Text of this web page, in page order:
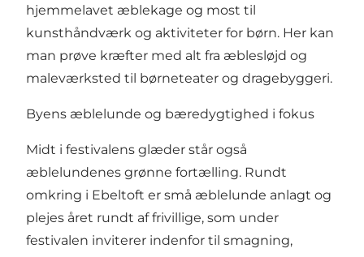
hjemmelavet æblekage og most til
kunsthåndværk og aktiviteter for børn. Her kan
man prøve kræfter med alt fra æblesløjd og
maleværksted til børneteater og dragebyggeri.
Byens æblelunde og bæredygtighed i fokus
Midt i festivalens glæder står også
æblelundenes grønne fortælling. Rundt
omkring i Ebeltoft er små æblelunde anlagt og
plejes året rundt af frivillige, som under
festivalen inviterer indenfor til smagning,